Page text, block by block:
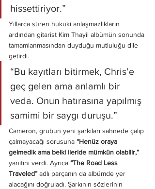
hissettiriyor.”
Yıllarca süren hukuki anlaşmazlıkların
ardından gitarist Kim Thayil albümün sonunda
tamamlanmasından duyduğu mutluluğu dile
getirdi.
“Bu kayıtları bitirmek, Chris’e
geç gelen ama anlamlı bir
veda. Onun hatırasına yapılmış
samimi bir saygı duruşu.”
Cameron, grubun yeni şarkıları sahnede çalıp
çalmayacağı sorusuna “Henüz oraya
gelmedik ama belki ileride mümkün olabilir,”
yanıtını verdi. Ayrıca “The Road Less
Traveled” adlı parçanın da albümde yer
alacağını doğruladı. Şarkının sözlerinin